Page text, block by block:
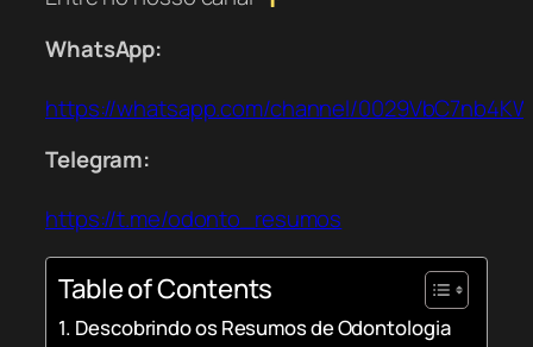
WhatsApp:
https://whatsapp.com/channel/
Telegram:
https://t.me/odonto_resumos
Table of Contents
Descobrindo os Resumos de Odontologia